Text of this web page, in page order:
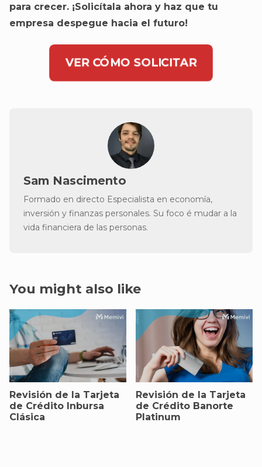
para crecer. ¡Solicítala ahora y haz que tu
empresa despegue hacia el futuro!
VER CÓMO SOLICITAR
Sam Nascimento
Formado en directo Especialista en economía,
inversión y finanzas personales. Su foco é mudar a la
vida financiera de las personas.
You might also like
Revisión de la Tarjeta
de Crédito Inbursa
Clásica
Revisión de la Tarjeta
de Crédito Banorte
Platinum